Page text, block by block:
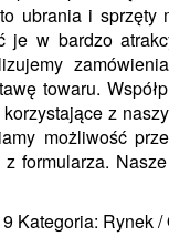
ubrania i sprzęty
je w bardzo
towaru.
z
możliwość
z formularza.
Kategoria: Rynek /